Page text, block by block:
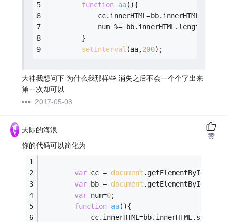
function aa( ){
			num %= bb.innerHTML.length+
		}
setInterval (aa,200);
大神我想问下 为什么我那样些 消失之后不会一个个字出来
第一次却可以
2017-05-08
天际的海浪
你的代码可以简化为
var cc = document .getElementById(
var bb = document .getElementById(
var num=0;
function aa( ){
赞